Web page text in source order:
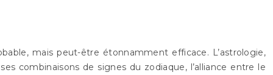
mais peut-être étonnamment efficace. L’astrologie,
combinaisons de signes du zodiaque, l’alliance entre le